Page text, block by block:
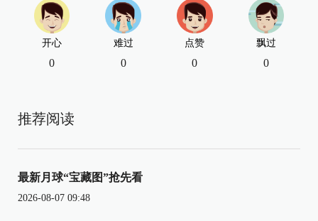
开心
0
难过
0
点赞
0
飘过
0
推荐阅读
最新月球“宝藏图”抢先看
2026-08-07 09:48